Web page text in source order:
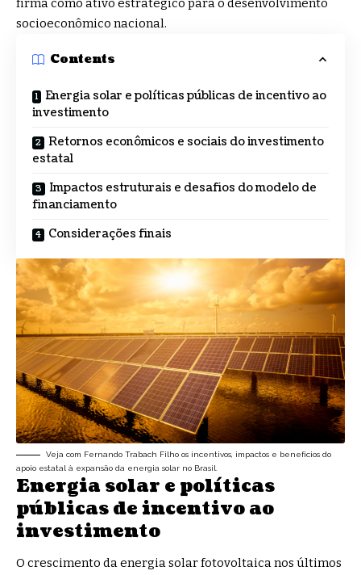
socioeconômico nacional.
Contents
Energia solar e políticas públicas de incentivo ao
investimento
Retornos econômicos e sociais do investimento
estatal
Impactos estruturais e desafios do modelo de
financiamento
Considerações finais
Veja com Fernando Trabach Filho os incentivos, impactos e benefícios do
apoio estatal à expansão da energia solar no Brasil.
Energia solar e políticas
públicas de incentivo ao
investimento
O crescimento da energia solar fotovoltaica nos últimos